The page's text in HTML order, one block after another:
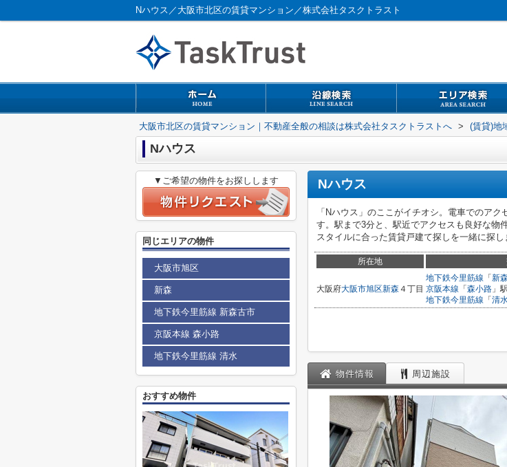
Nハウス／大阪市北区の賃貸マンション／株式会社タスクトラスト
大阪市北区の賃貸マンション｜不動産全般の相談は株式会社タスクトラストへ > (賃貸)地
Nハウス
Nハウス
「Nハウス」のここがイチオシ。電車でのア
す。駅まで3分と、駅近でアクセスも良好な物
スタイルに合った賃貸戸建て探しを一緒に探し
所在地
大阪府大阪市旭区新森４丁目
地下鉄今里筋線 「 新
京阪本線 「 森小路 」
地下鉄今里筋線 「 清
物件情報 周辺施設
▼ご希望の物件をお探しします
同じエリアの物件
大阪市旭区
新森
地下鉄今里筋線 新森古市
京阪本線 森小路
地下鉄今里筋線 清水
おすすめ物件